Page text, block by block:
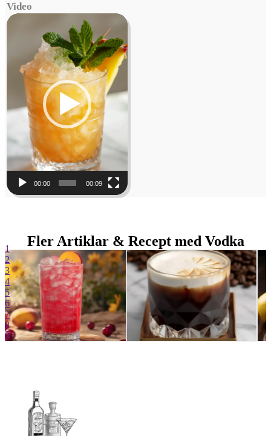
Video
Video
00:00 00:09
Fler Artiklar & Recept med Vodka
1
2
3
4
5
6
7
8
9